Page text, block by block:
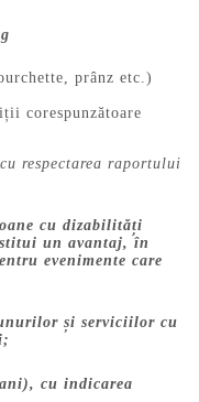
prânz etc.)
corespunzătoare
respectarea raportului
cu dizabilități
un avantaj, în
evenimente care
și serviciilor cu
cu indicarea